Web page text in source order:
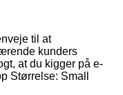
til at
kunders
at du kigger på e-
Størrelse: Small